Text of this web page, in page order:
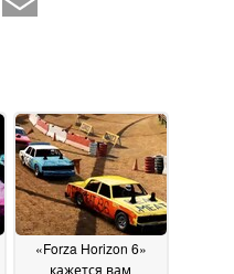
«Forza Horizon 6»
кажется вам